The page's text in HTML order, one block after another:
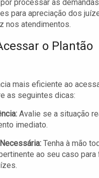
processar as
para apreciação dos
nos atendimentos.
o Plantão
mais eficiente ao
as seguintes dicas:
Avalie se a situação
imediato.
Tenha à mão
ao seu caso para